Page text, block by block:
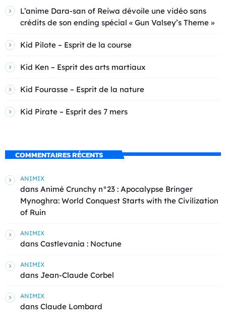
L’anime Dara-san of Reiwa dévoile une vidéo sans
crédits de son ending spécial « Gun Valsey’s Theme »
Kid Pilote – Esprit de la course
Kid Ken – Esprit des arts martiaux
Kid Fourasse – Esprit de la nature
Kid Pirate – Esprit des 7 mers
COMMENTAIRES RÉCENTS
ANIMIX
dans Animé Crunchy n°23 : Apocalypse Bringer
Mynoghra: World Conquest Starts with the Civilization
of Ruin
ANIMIX
dans Castlevania : Noctune
ANIMIX
dans Jean-Claude Corbel
ANIMIX
dans Claude Lombard